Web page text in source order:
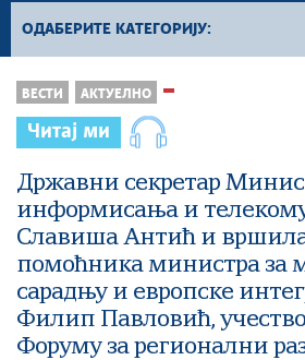
ОДАБЕРИТЕ КАТЕГОРИЈУ:
Конкурси из области
Конкурси из области
Конкурси из области
друштва
ВЕСТИ АКТУЕЛНО
Читај ми
Државни секретар
информисања и
Славиша Антић и
помоћника министра за
сарадњу и европске
Филип Павловић,
Форуму за регионални